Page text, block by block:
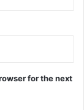
for the next